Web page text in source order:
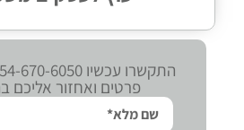
פרטים ואחזור אליכם